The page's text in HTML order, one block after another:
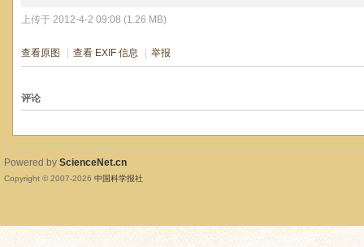
上传于 2012-4-2 09:08 (1.26 MB)
查看原图 查看 EXIF 信息 举报
评论
Powered by ScienceNet.cn
Copyright © 2007-2026 中国科学报社